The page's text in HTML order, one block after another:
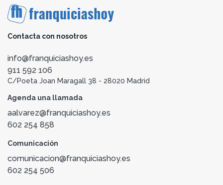
Contacta con nosotros
info@franquiciashoy.es
911 592 106
C/Poeta Joan Maragall 38 - 28020 Madrid
Agenda una llamada
aalvarez@franquiciashoy.es
602 254 858
Comunicación
comunicacion@franquiciashoy.es
602 254 506